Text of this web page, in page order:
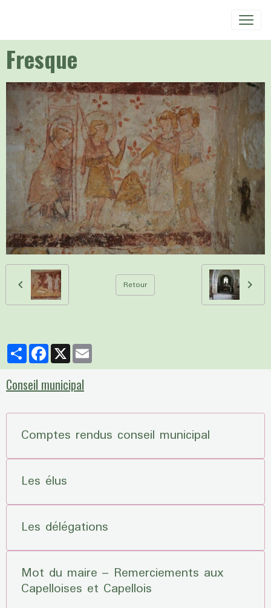
Fresque
Retour
PartagerFacebook
X
Conseil municipal
Comptes rendus conseil municipal
Les élus
Les délégations
Mot du maire – Remerciements aux
Capelloises et Capellois